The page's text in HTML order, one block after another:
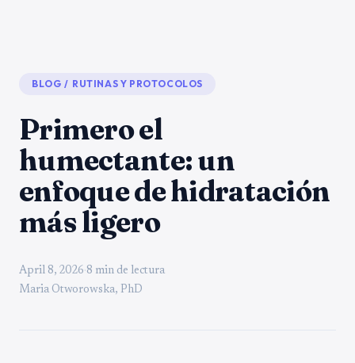
BLOG / RUTINAS Y PROTOCOLOS
Primero el
humectante: un
enfoque de hidratación
más ligero
April 8, 2026·8 min de lectura
Maria Otworowska, PhD